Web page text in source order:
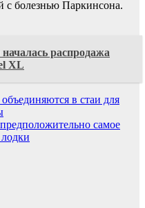
болезнью Паркинсона.
распродажа
XL
в стаи для
самое